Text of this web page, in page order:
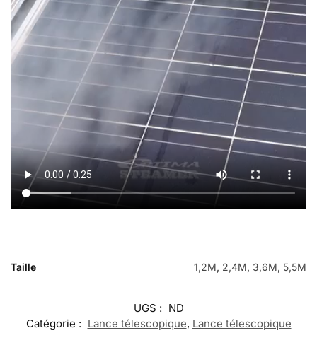
Taille 1,2M, 2,4M, 3,6M, 5,5M
UGS : ND
Catégorie : Lance télescopique, Lance télescopique